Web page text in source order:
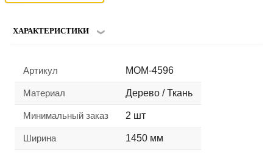
ХАРАКТЕРИСТИКИ
Артикул MOM-4596
Материал Дерево / Ткань
Минимальный заказ 2 шт
Ширина 1450 мм